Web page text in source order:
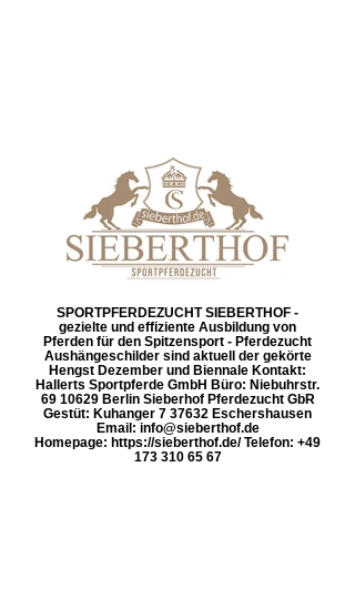
SPORTPFERDEZUCHT SIEBERTHOF -
gezielte und effiziente Ausbildung von
Pferden für den Spitzensport - Pferdezucht
Aushängeschilder sind aktuell der gekörte
Hengst Dezember und Biennale Kontakt:
Hallerts Sportpferde GmbH Büro: Niebuhrstr.
69 10629 Berlin Sieberhof Pferdezucht GbR
Gestüt: Kuhanger 7 37632 Eschershausen
Email: info@sieberthof.de
Homepage: https://sieberthof.de/ Telefon: +49
173 310 65 67